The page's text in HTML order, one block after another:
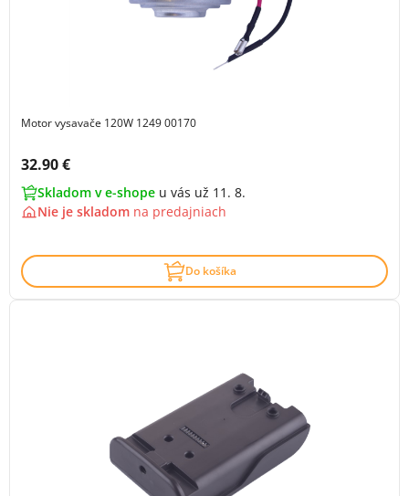
Motor vysavače 120W 1249 00170
Cena s DPH:
32.90 €
Skladom v e-shope u vás už 11. 8.
Nie je skladom na predajniach
Do košíka